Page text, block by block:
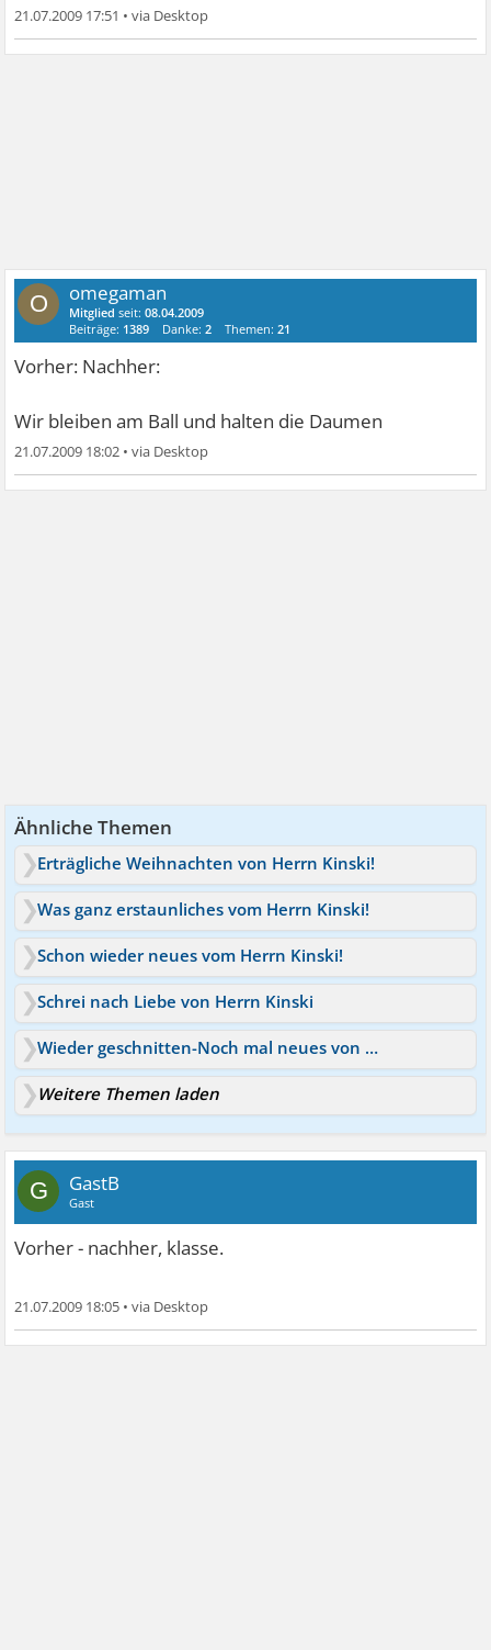
21.07.2009 17:51 •
O omegaman
Mitglied seit:08.04.2009
Beiträge: 1389 Danke:2 Themen:21
Vorher: Nachher:
Wir bleiben am Ball und halten die Daumen
21.07.2009 18:02 •
Ähnliche Themen
Erträgliche Weihnachten von Herrn Kinski!
Was ganz erstaunliches vom Herrn Kinski!
Schon wieder neues vom Herrn Kinski!
Schrei nach Liebe von Herrn Kinski
Wieder geschnitten-Noch mal neues von Herrn Kinski!
Weitere Themen laden
G GastB
Gast
Vorher - nachher, klasse.
21.07.2009 18:05 •